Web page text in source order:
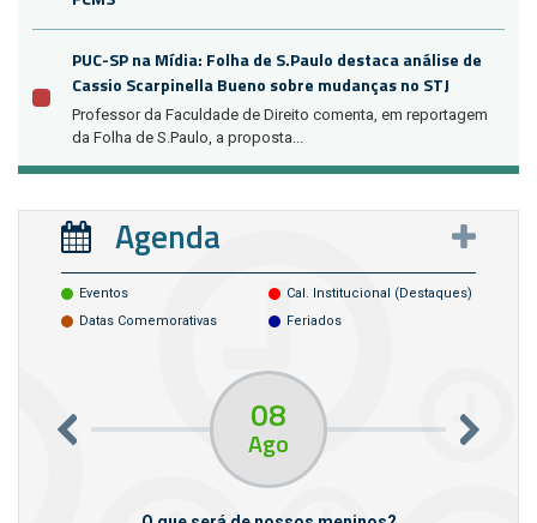
PUC-SP na Mídia: Folha de S.Paulo destaca análise de
Cassio Scarpinella Bueno sobre mudanças no STJ
Professor da Faculdade de Direito comenta, em reportagem
da Folha de S.Paulo, a proposta...
Agenda
Eventos
Cal. Institucional (destaques)
Datas Comemorativas
Feriados
08
Ago